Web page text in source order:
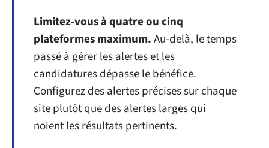
Limitez-vous à quatre ou cinq
plateformes maximum.Au-delà, le temps
passé à gérer les alertes et les
candidatures dépasse le bénéfice.
Configurez des alertes précises sur chaque
site plutôt que des alertes larges qui
noient les résultats pertinents.